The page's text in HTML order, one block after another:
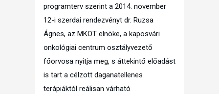
programterv szerint a 2014. november
12-i szerdai rendezvényt dr. Ruzsa
Ágnes, az MKOT elnöke, a kaposvári
onkológiai centrum osztályvezető
főorvosa nyitja meg, s áttekintő előadást
is tart a célzott daganatellenes
terápiáktól reálisan várható